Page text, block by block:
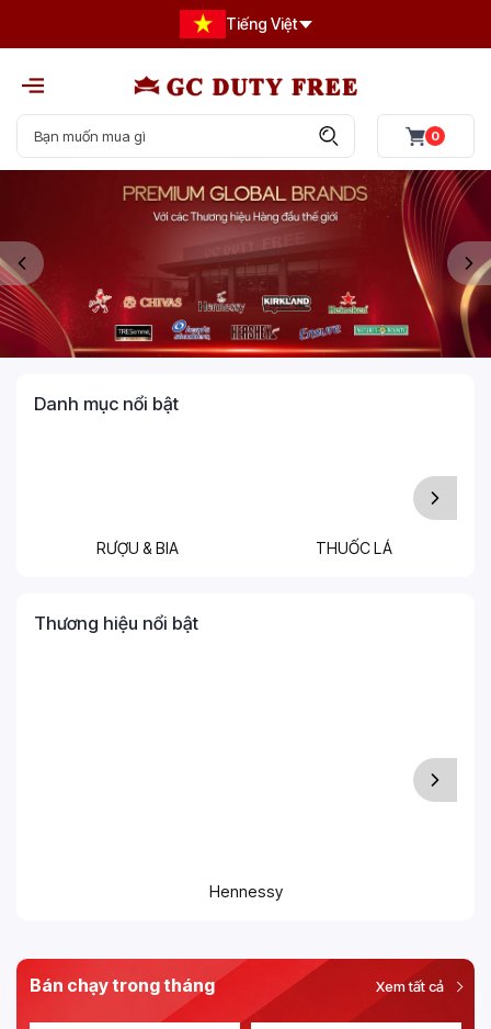
Tiếng Việt
0
Danh mục nổi bật
RƯỢU & BIA THUỐC LÁ
Thương hiệu nổi bật
Hennessy
Bán chạy trong tháng Xem tất cả